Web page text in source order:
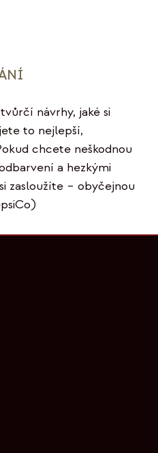
návrhy, jaké si
to nejlepší,
chcete neškodnou
a hezkými
zasloužíte – obyčejnou